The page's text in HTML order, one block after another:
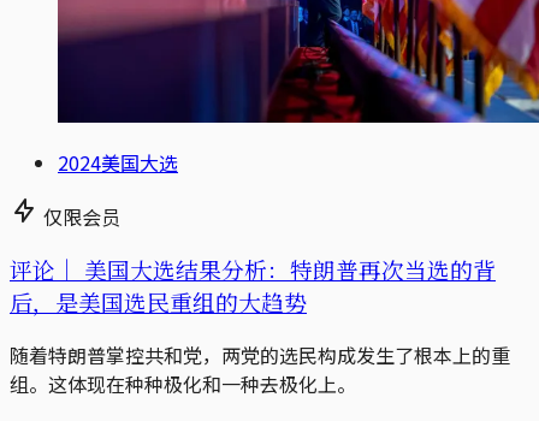
2024美国大选
仅限会员
评论｜ 美国大选结果分析：特朗普再次当选的背
后，是美国选民重组的大趋势
随着特朗普掌控共和党，两党的选民构成发生了根本上的重
组。这体现在种种极化和一种去极化上。